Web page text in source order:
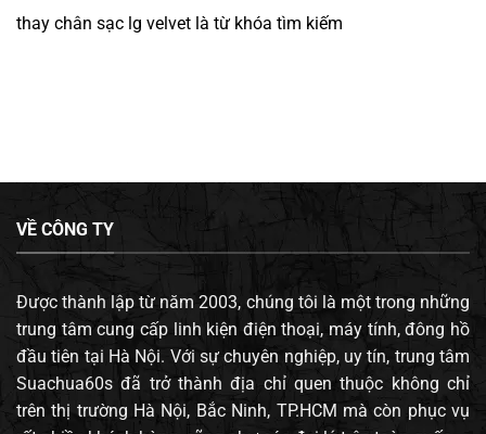
thay chân sạc lg velvet là từ khóa tìm kiếm
VỀ CÔNG TY
Được thành lập từ năm 2003, chúng tôi là một trong những
trung tâm cung cấp linh kiện điện thoại, máy tính, đông hồ
đầu tiên tại Hà Nội. Với sự chuyên nghiệp, uy tín, trung tâm
Suachua60s đã trở thành địa chỉ quen thuộc không chỉ
trên thị trường Hà Nội, Bắc Ninh, TP.HCM mà còn phục vụ